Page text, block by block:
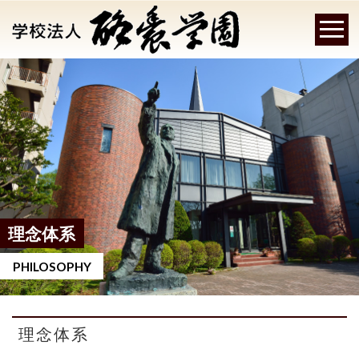
理念体系
PHILOSOPHY
理念体系